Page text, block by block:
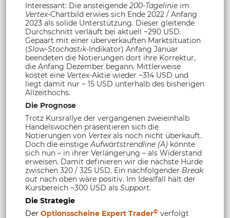
Interessant: Die ansteigende 200-Tagelinie im
Vertex-Chartbild erwies sich Ende 2022 / Anfang
2023 als solide Unterstützung. Dieser gleitende
Durchschnitt verläuft bei aktuell ~290 USD.
Gepaart mit einer überverkauften Marktsituation
(Slow-Stochastik-Indikator) Anfang Januar
beendeten die Notierungen dort ihre Korrektur,
die Anfang Dezember begann. Mittlerweise
kostet eine Vertex-Aktie wieder ~314 USD und
liegt damit nur ~ 15 USD unterhalb des bisherigen
Allzeithochs.
Die Prognose
Trotz Kursrallye der vergangenen zweieinhalb
Handelswochen präsentieren sich die
Notierungen von Vertexals noch nicht überkauft.
Doch die einstigeAufwärtstrendline (A) könnte
sich nun – in ihrer Verlängerung – als Widerstand
erweisen. Damit definieren wir die nächste Hürde
zwischen 320 / 325 USD. Ein nachfolgender Break
out nach oben wäre positiv. Im Idealfall hält der
Kursbereich ~300 USD als Support.
Die Strategie
Der Optionsscheine Expert Trader© verfolgt